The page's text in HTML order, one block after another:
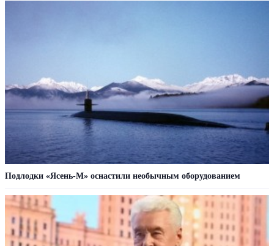
Подлодки «Ясень-М» оснастили необычным оборудованием